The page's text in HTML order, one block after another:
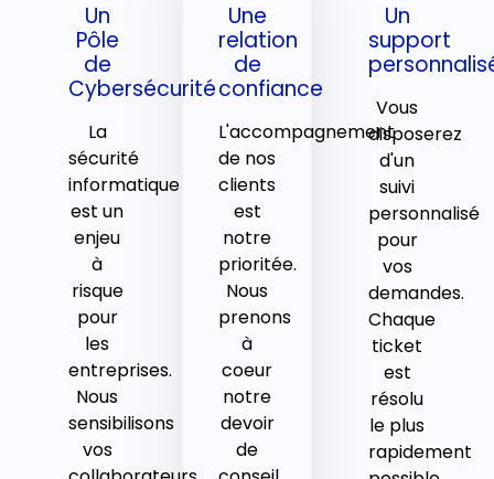
Un
Pôle
de
Cybersécurité
La
sécurité
informatique
est un
enjeu
à
risque
pour
les
entreprises.
Nous
sensibilisons
vos
Une
relation
de
confiance
L'accompagnement
de nos
clients
est
notre
prioritée.
Nous
prenons
à
coeur
notre
devoir
de
Un
support
Vous
disposerez
d'un
suivi
personnalisé
pour
vos
demandes.
Chaque
ticket
est
résolu
le plus
rapidement